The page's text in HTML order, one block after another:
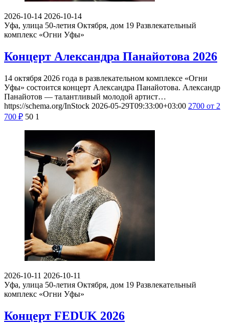
2026-10-14 2026-10-14
Уфа, улица 50-летия Октября, дом 19 Развлекательный
комплекс «Огни Уфы»
Концерт Александра Панайотова 2026
14 октября 2026 года в развлекательном комплексе «Огни
Уфы» состоится концерт Александра Панайотова. Александр
Панайотов — талантливый молодой артист…
https://schema.org/InStock 2026-05-29T09:33:00+03:00 2700 от 2
700 ₽ 50 1
2026-10-11 2026-10-11
Уфа, улица 50-летия Октября, дом 19 Развлекательный
комплекс «Огни Уфы»
Концерт FEDUK 2026